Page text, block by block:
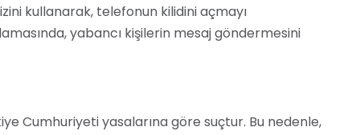
kullanarak, telefonun kilidini açmayı
yabancı kişilerin mesaj göndermesini
Cumhuriyeti yasalarına göre suçtur. Bu nedenle,